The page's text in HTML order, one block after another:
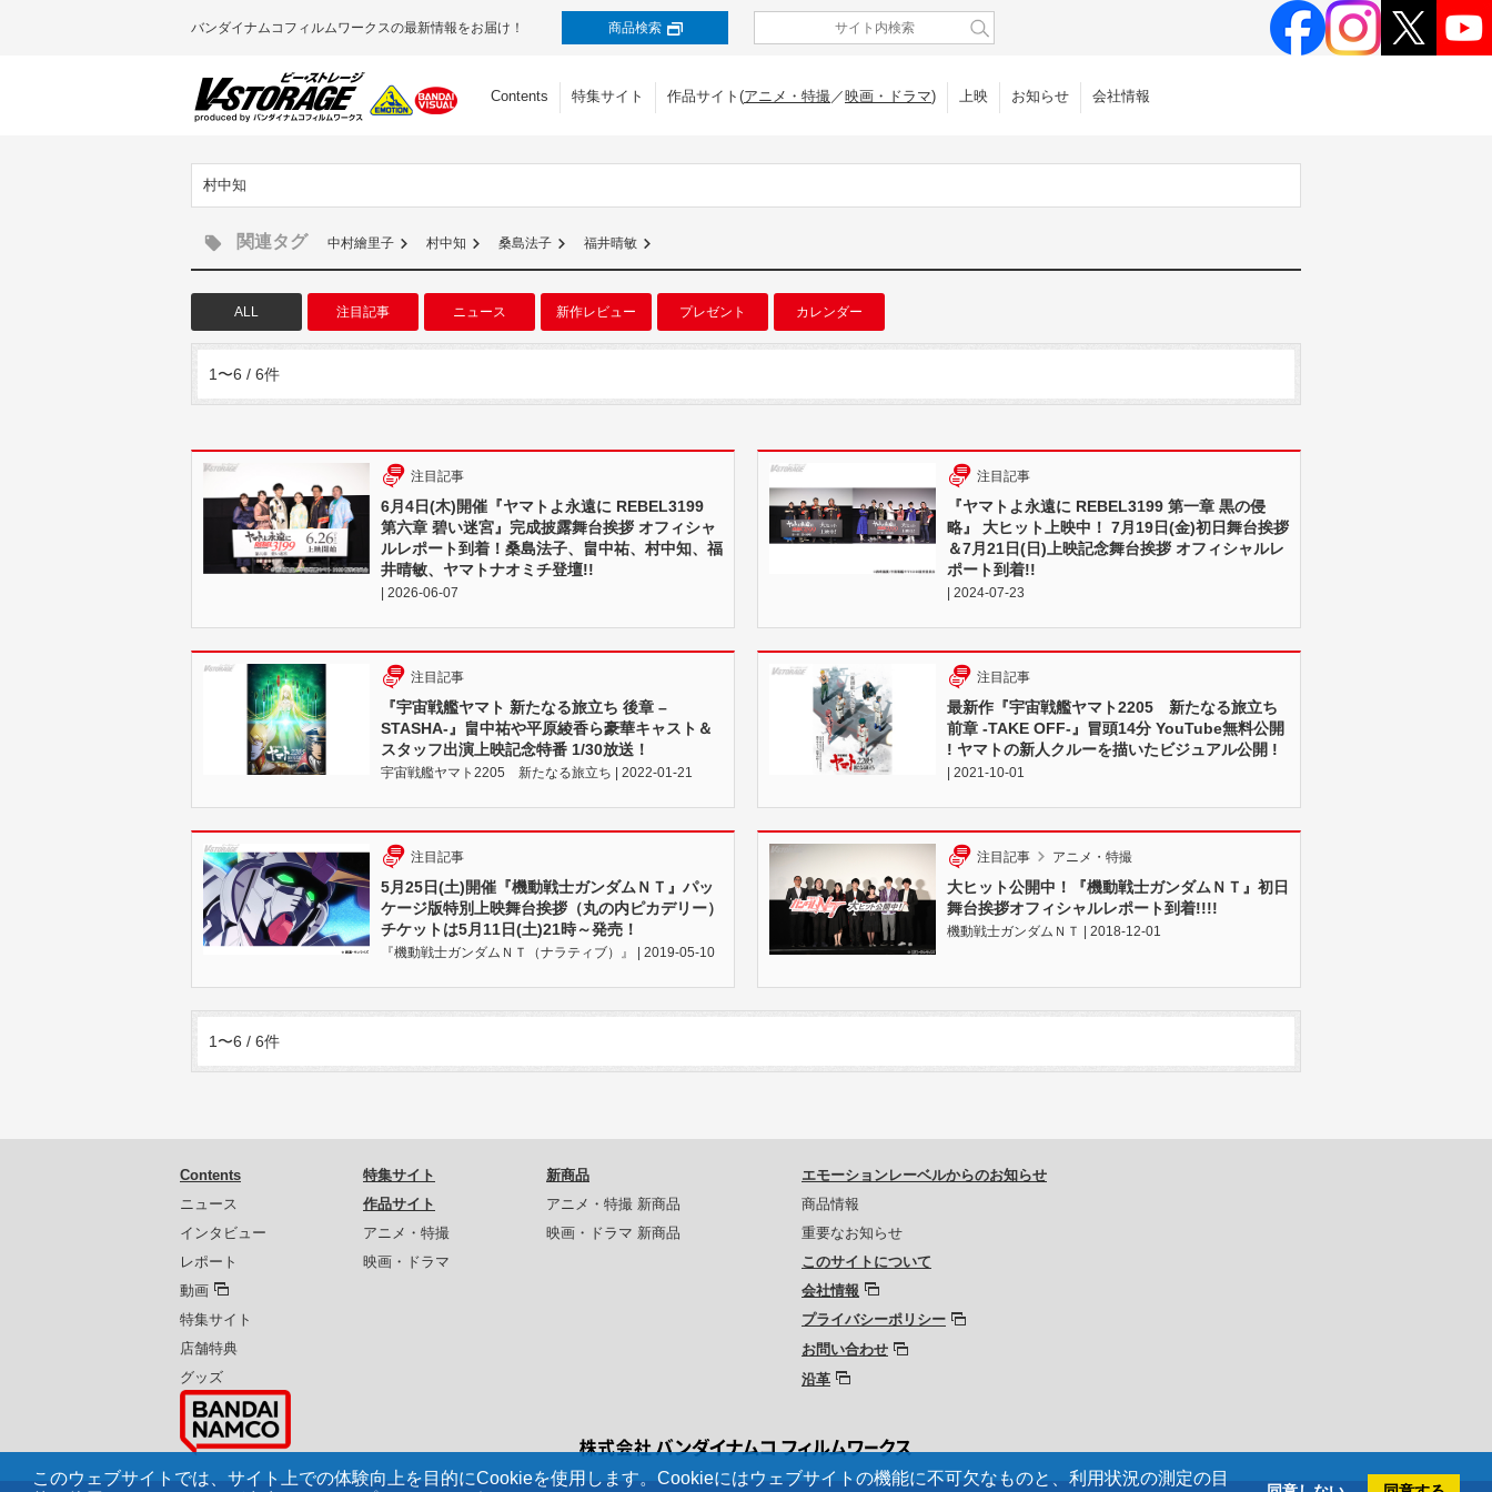
このウェブサイトでは、サイト上での体験向上を目的にCookieを使用します。Cookieにはウェブサイトの機能に不可欠なものと、利用状況の測定の目
バンダイナムコフィルムワークスの最新情報をお届け！ 商品検索
Contents 特集サイト 作品サイト(アニメ・特撮／映画・ドラマ) 上映 お知らせ 会社情報
村中知
関連タグ 中村繪里子 村中知 桑島法子 福井晴敏
ALL 注目記事 ニュース 新作レビュー プレゼント カレンダー
1〜6 / 6件
注目記事
6月4日(木)開催『ヤマトよ永遠に REBEL3199
第六章 碧い迷宮』完成披露舞台挨拶 オフィシャ
ルレポート到着！桑島法子、畠中祐、村中知、福
井晴敏、ヤマトナオミチ登壇!!
| 2026-06-07
注目記事
『ヤマトよ永遠に REBEL3199 第一章 黒の侵
略』 大ヒット上映中！ 7月19日(金)初日舞台挨拶
＆7月21日(日)上映記念舞台挨拶 オフィシャルレ
ポート到着!!
| 2024-07-23
注目記事
『宇宙戦艦ヤマト 新たなる旅立ち 後章 –
STASHA-』畠中祐や平原綾香ら豪華キャスト＆
スタッフ出演上映記念特番 1/30放送！
宇宙戦艦ヤマト2205 新たなる旅立ち | 2022-01-21
注目記事
最新作『宇宙戦艦ヤマト2205 新たなる旅立ち
前章 -TAKE OFF-』冒頭14分 YouTube無料公開
! ヤマトの新人クルーを描いたビジュアル公開 !
| 2021-10-01
注目記事
5月25日(土)開催『機動戦士ガンダムＮＴ』パッ
ケージ版特別上映舞台挨拶（丸の内ピカデリー）
チケットは5月11日(土)21時～発売！
『機動戦士ガンダムＮＴ（ナラティブ）』 | 2019-05-10
注目記事 アニメ・特撮
大ヒット公開中！『機動戦士ガンダムＮＴ』初日
舞台挨拶オフィシャルレポート到着!!!!
機動戦士ガンダムＮＴ | 2018-12-01
1〜6 / 6件
Contents
ニュース
インタビュー
レポート
動画
特集サイト
店舗特典
グッズ
特集サイト
作品サイト
アニメ・特撮
映画・ドラマ
新商品
アニメ・特撮 新商品
映画・ドラマ 新商品
エモーションレーベルからのお知らせ
商品情報
重要なお知らせ
このサイトについて
会社情報
プライバシーポリシー
お問い合わせ
沿革